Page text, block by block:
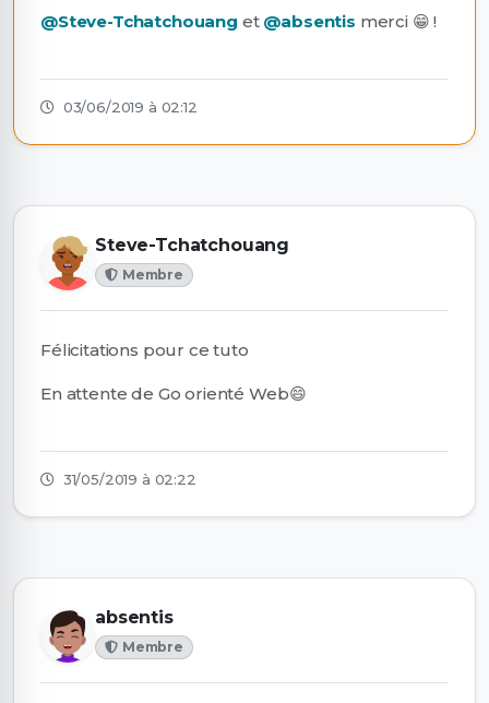
@Steve-Tchatchouang et @absentis merci 😁 !
03/06/2019 à 02:12
Steve-Tchatchouang
Membre
Félicitations pour ce tuto
En attente de Go orienté Web😄
31/05/2019 à 02:22
absentis
Membre